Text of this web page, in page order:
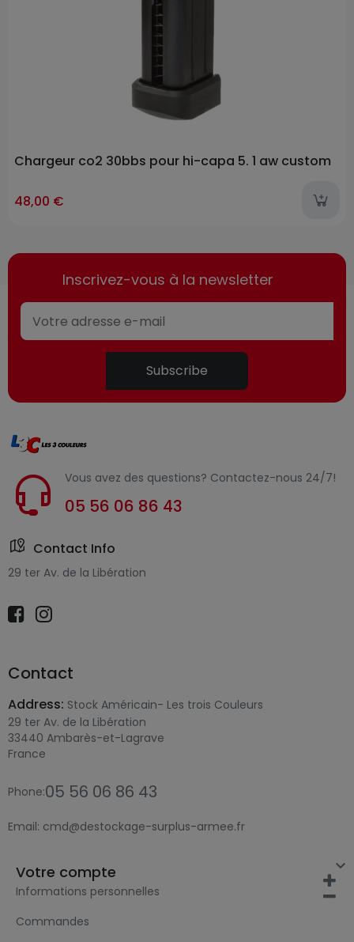
items
Chargeur co2 30bbs pour hi-capa 5. 1 aw custom
48,00 €
Inscrivez-vous à la newsletter
Subscribe
Vous avez des questions? Contactez-nous 24/7!
05 56 06 86 43
Contact Info
29 ter Av. de la Libération
Contact
Address: Stock Américain- Les trois Couleurs
29 ter Av. de la Libération
33440 Ambarès-et-Lagrave
France
Phone:05 56 06 86 43
Email: cmd@destockage-surplus-armee.fr

Votre compte
Informations personnelles
Commandes